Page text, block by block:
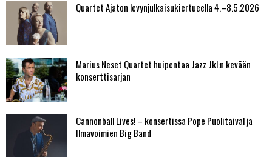
Quartet Ajaton levynjulkaisukiertueella 4.–8.5.2026
Marius Neset Quartet huipentaa Jazz Jkl:n kevään
konserttisarjan
Cannonball Lives! – konsertissa Pope Puolitaival ja
Ilmavoimien Big Band